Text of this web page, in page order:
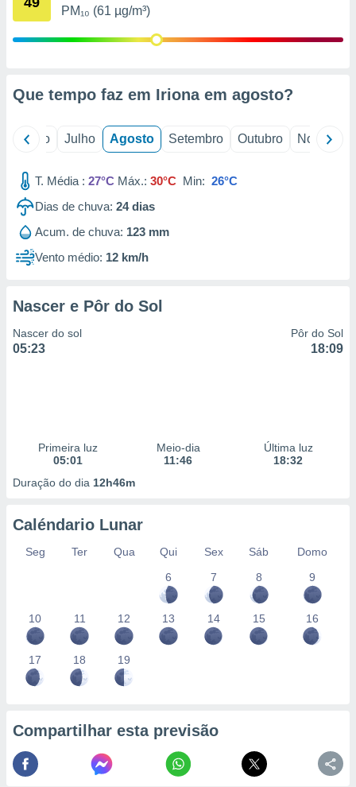
estudos
de
1199
PM₁₀ (61 µg/m³)
Que tempo faz em Iriona em agosto?
Junho Julho Agosto Setembro Outubro Novembro
T. Média : 27°C Máx.: 30°C Min: 26°C
Dias de chuva: 24dias
Acum. de chuva: 123 mm
Vento médio: 12 km/h
Nascer e Pôr do Sol
Nascer do sol
05:23
Pôr do Sol
18:09
Primeira luz
05:01
Meio-dia
11:46
Última luz
18:32
Duração do dia 12h46m
Caléndario Lunar
Seg Ter Qua Qui Sex Sáb
Domo
6
7 8 9
10 11 12 13 14 15 16
17 18 19
Compartilhar esta previsão